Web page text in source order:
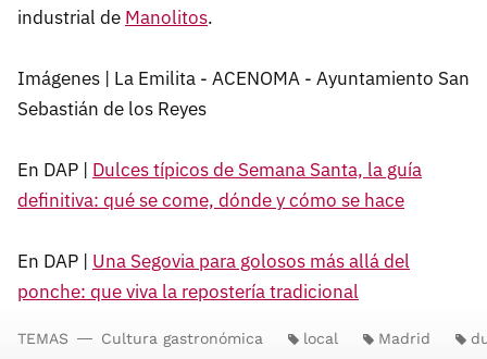
industrial de Manolitos.
Imágenes | La Emilita - ACENOMA - Ayuntamiento San
Sebastián de los Reyes
En DAP | Dulces típicos de Semana Santa, la guía
definitiva: qué se come, dónde y cómo se hace
En DAP | Una Segovia para golosos más allá del
ponche: que viva la repostería tradicional
TEMAS Cultura gastronómica local Madrid